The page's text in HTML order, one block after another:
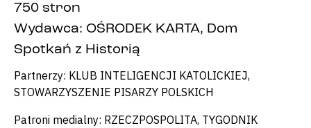
750 stron
Wydawca: OŚRODEK KARTA, Dom
Spotkań z Historią
Partnerzy: KLUB INTELIGENCJI KATOLICKIEJ,
STOWARZYSZENIE PISARZY POLSKICH
Patroni medialny: RZECZPOSPOLITA, TYGODNIK